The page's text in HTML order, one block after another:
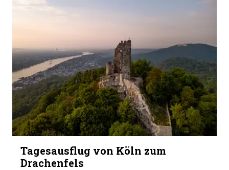
Tagesausflug von Köln zum
Drachenfels